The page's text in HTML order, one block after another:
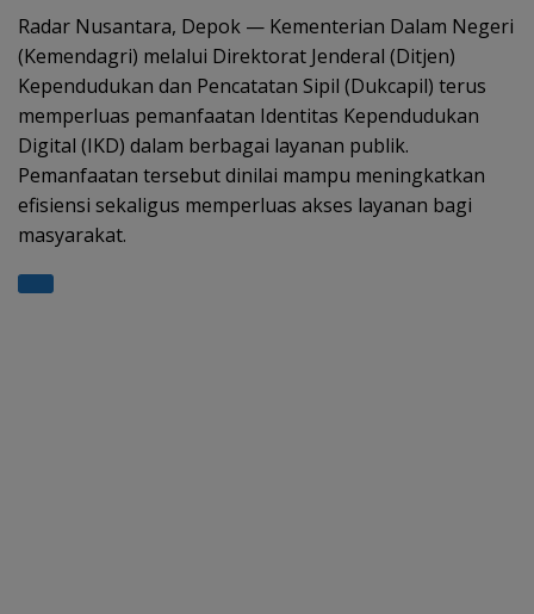
s
A
p
p
gr
a
m
b
o
o
k
er e
Radar Nusantara, Depok — Kementerian Dalam Negeri
(Kemendagri) melalui Direktorat Jenderal (Ditjen)
Kependudukan dan Pencatatan Sipil (Dukcapil) terus
memperluas pemanfaatan Identitas Kependudukan
Digital (IKD) dalam berbagai layanan publik.
Pemanfaatan tersebut dinilai mampu meningkatkan
efisiensi sekaligus memperluas akses layanan bagi
masyarakat.